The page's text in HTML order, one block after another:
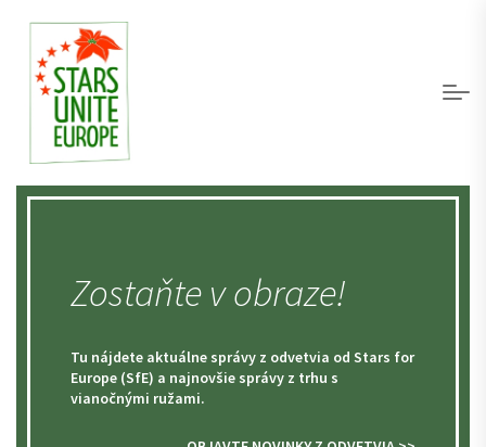
Zostaňte v obraze!
Tu nájdete aktuálne správy z odvetvia od Stars for
Europe (SfE) a najnovšie správy z trhu s
vianočnými ružami.